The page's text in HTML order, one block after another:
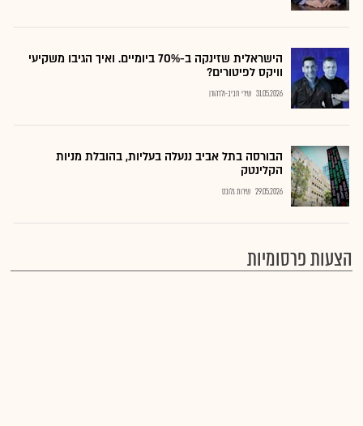
הישראלית שזינקה ב-70% ביומיים. ואיך הגיבו משקיעי
וויקס לפיטורים?
31.05.2026 שירי חביב-ולדהורן
הבורסה בתל אביב ננעלה בעליות, בהובלת מניות
הקלינטק
29.05.2026 שירות גלובס
הצעות פרסומיות